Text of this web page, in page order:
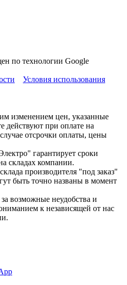
по технологии Google
Условия использования
изменением цен, указанные
действуют при оплате на
отсрочки оплаты, цены
гарантирует сроки
складах компании.
производителя "под заказ"
быть точно названы в момент
возможные неудобства и
к независящей от нас